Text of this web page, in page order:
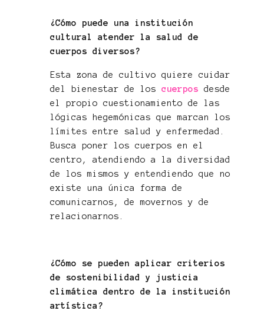
¿Cómo puede una institución
cultural atender la salud de
cuerpos diversos?
Esta zona de cultivo quiere cuidar
del bienestar de los cuerpos desde
el propio cuestionamiento de las
lógicas hegemónicas que marcan los
límites entre salud y enfermedad.
Busca poner los cuerpos en el
centro, atendiendo a la diversidad
de los mismos y entendiendo que no
existe una única forma de
comunicarnos, de movernos y de
relacionarnos.
¿Cómo se pueden aplicar criterios
de sostenibilidad y justicia
climática dentro de la institución
artística?